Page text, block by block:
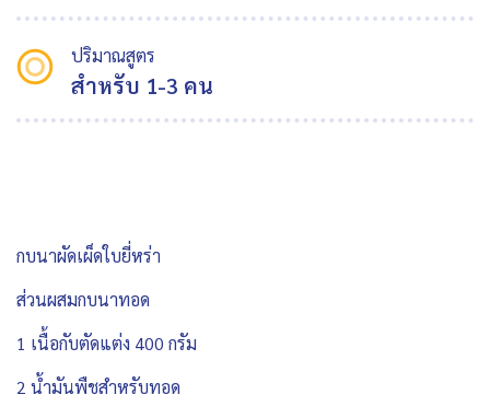
ปริมาณสูตร
สำหรับ 1-3 คน
กบนาผัดเผ็ดใบยี่หร่า
ส่วนผสมกบนาทอด
1 เนื้อกับตัดแต่ง 400 กรัม
2 น้ำมันพืชสำหรับทอด